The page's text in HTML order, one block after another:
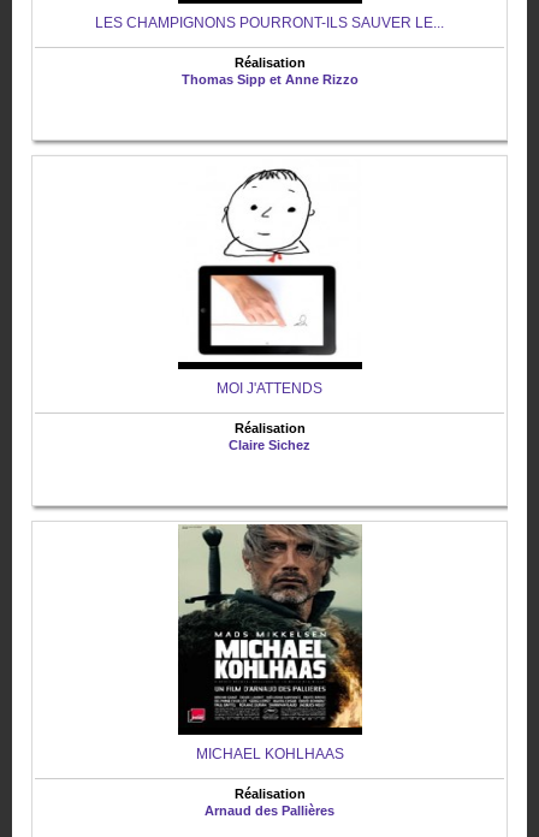
LES CHAMPIGNONS POURRONT-ILS SAUVER LE...
Réalisation
Thomas Sipp et Anne Rizzo
MOI J'ATTENDS
Réalisation
Claire Sichez
MICHAEL KOHLHAAS
Réalisation
Arnaud des Pallières